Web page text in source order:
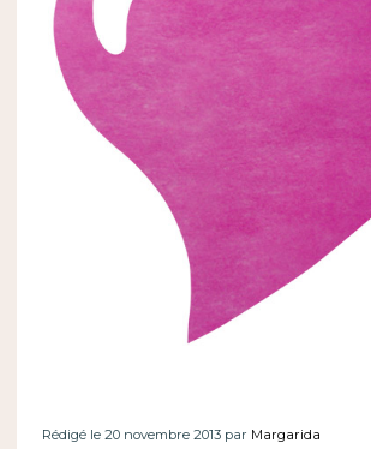
Rédigé le 20 novembre 2013 par Margarida